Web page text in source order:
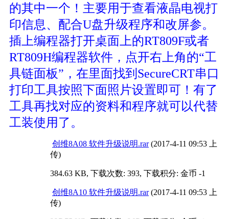
的其中一个！主要用于查看液晶电视打
印信息、配合U盘升级程序和改屏参。
插上编程器打开桌面上的RT809F或者
RT809H编程器软件，点开右上角的“工
具链面板”，在里面找到SecureCRT串口
打印工具按照下面照片设置即可！有了
工具再找对应的资料和程序就可以代替
工装使用了。
创维8A08 软件升级说明.rar (2017-4-11 09:53 上
传)
384.63 KB, 下载次数: 393, 下载积分: 金币 -1
创维8A10 软件升级说明.rar (2017-4-11 09:53 上
传)